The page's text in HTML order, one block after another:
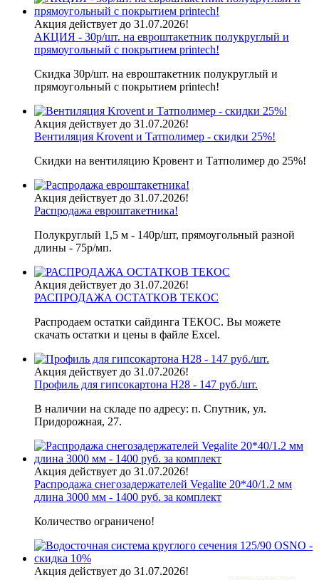
Акция действует до 31.07.2026!
АКЦИЯ - 30р/шт. на евроштакетник полукруглый и
прямоугольный с покрытием printech!
Скидка 30р/шт. на евроштакетник полукруглый и
прямоугольный с покрытием printech!
Акция действует до 31.07.2026!
Вентиляция Krovent и Татполимер - скидки 25%!
Скидки на вентиляцию Кровент и Татполимер до 25%!
Акция действует до 31.07.2026!
Распродажа евроштакетника!
Полукруглый 1,5 м - 140р/шт, прямоугольный разной
длины - 75р/мп.
Акция действует до 31.07.2026!
РАСПРОДАЖА ОСТАТКОВ ТЕКОС
Распродаем остатки сайдинга ТЕКОС. Вы можете
скачать остатки и цены в файле Excel.
Акция действует до 31.07.2026!
Профиль для гипсокартона H28 - 147 руб./шт.
В наличии на складе по адресу: п. Спутник, ул.
Придорожная, 27.
Акция действует до 31.07.2026!
Распродажа снегозадержателей Vegalite 20*40/1.2 мм
длина 3000 мм - 1400 руб. за комплект
Количество ограничено!
Акция действует до 31.07.2026!